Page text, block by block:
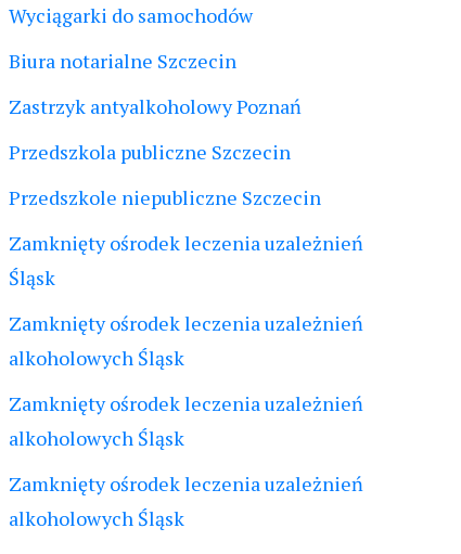
Wyciągarki do samochodów
Biura notarialne Szczecin
Zastrzyk antyalkoholowy Poznań
Przedszkola publiczne Szczecin
Przedszkole niepubliczne Szczecin
Zamknięty ośrodek leczenia uzależnień
Śląsk
Zamknięty ośrodek leczenia uzależnień
alkoholowych Śląsk
Zamknięty ośrodek leczenia uzależnień
alkoholowych Śląsk
Zamknięty ośrodek leczenia uzależnień
alkoholowych Śląsk